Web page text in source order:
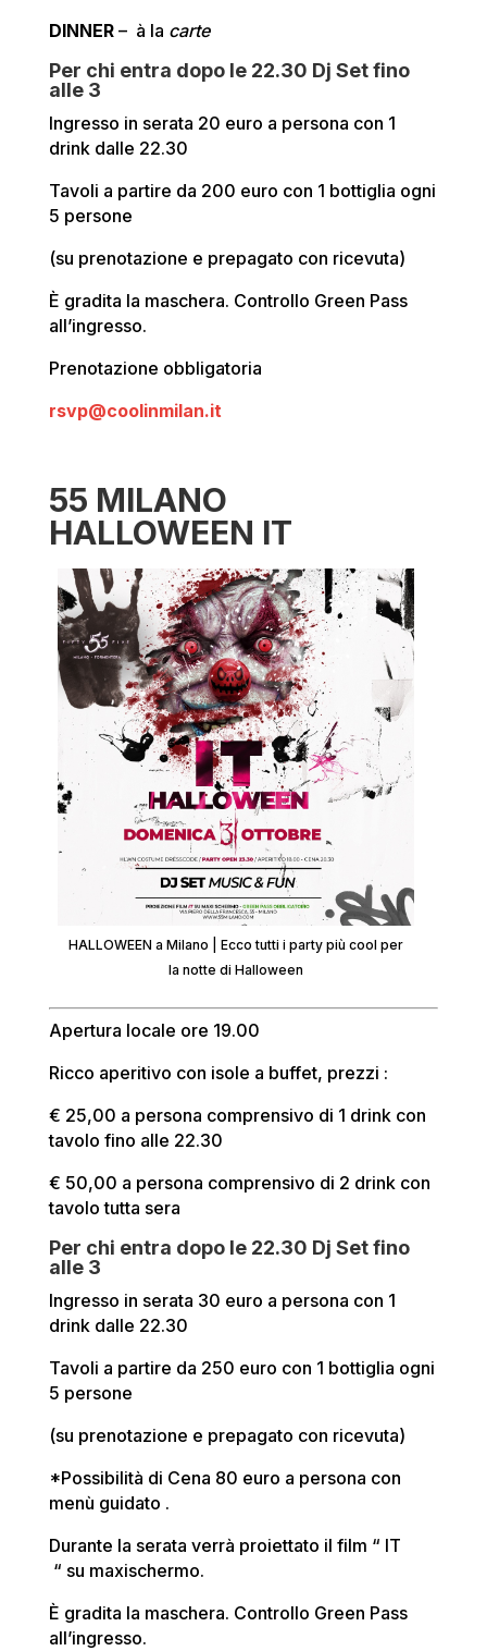
DINNER– à la carte
Per chi entra dopo le 22.30 Dj Set fino
alle 3
Ingresso in serata 20 euro a persona con 1
drink dalle 22.30
Tavoli a partire da 200 euro con 1 bottiglia ogni
5 persone
(su prenotazione e prepagato con ricevuta)
È gradita la maschera. Controllo Green Pass
all’ingresso.
Prenotazione obbligatoria
rsvp@coolinmilan.it
55 MILANO
HALLOWEEN IT
HALLOWEEN a Milano | Ecco tutti i party più cool per
la notte di Halloween
Apertura locale ore 19.00
Ricco aperitivo con isole a buffet, prezzi :
€ 25,00 a persona comprensivo di 1 drink con
tavolo fino alle 22.30
€ 50,00 a persona comprensivo di 2 drink con
tavolo tutta sera
Per chi entra dopo le 22.30 Dj Set fino
alle 3
Ingresso in serata 30 euro a persona con 1
drink dalle 22.30
Tavoli a partire da 250 euro con 1 bottiglia ogni
5 persone
(su prenotazione e prepagato con ricevuta)
*Possibilità di Cena 80 euro a persona con
menù guidato .
Durante la serata verrà proiettato il film “ IT
“ su maxischermo.
È gradita la maschera. Controllo Green Pass
all’ingresso.